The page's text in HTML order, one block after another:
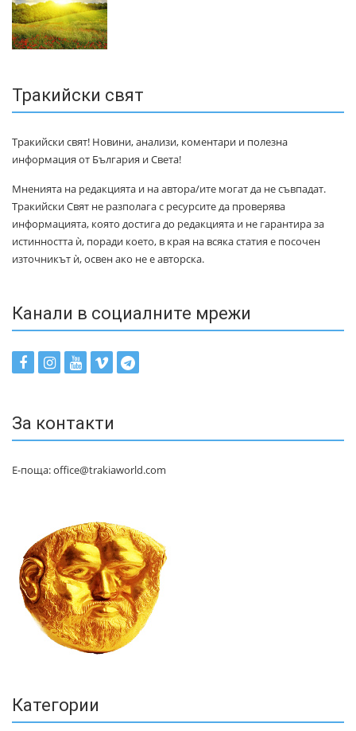
Тракийски свят
Тракийски свят! Новини, анализи, коментари и полезна
информация от България и Света!
Мненията на редакцията и на автора/ите могат да не съвпадат.
Тракийски Свят не разполага с ресурсите да проверява
информацията, която достига до редакцията и не гарантира за
истинността ѝ, поради което, в края на всяка статия е посочен
източникът ѝ, освен ако не е авторска.
Канали в социалните мрежи
За контакти
Е-поща: office@trakiaworld.com
Категории